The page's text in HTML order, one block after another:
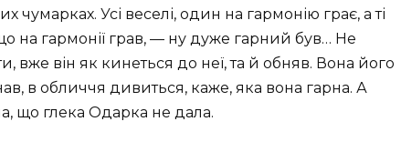
чумарках. Усі веселі, один на гармонію грає, а ті
на гармонії грав, — ну дуже гарний був… Не
вже він як кинеться до неї, та й обняв. Вона його
в обличчя дивиться, каже, яка вона гарна. А
що глека Одарка не дала.